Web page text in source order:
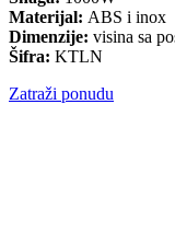
Materijal: ABS i inox
Dimenzije: visina sa
Šifra: KTLN
Zatraži ponudu